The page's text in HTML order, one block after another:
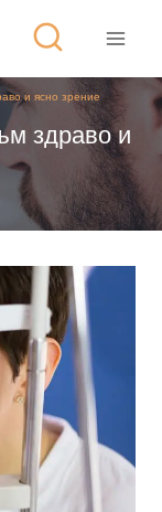
и ясно зрение
здраво и